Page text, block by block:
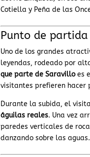
Cotiella y Peña de las
Punto de
Uno de los grandes
leyendas, rodeado por
que parte de Saravilloes
visitantes prefieren
Durante la subida, el
águilas reales. Una vez
paredes verticales de
danzando sobre las aguas.